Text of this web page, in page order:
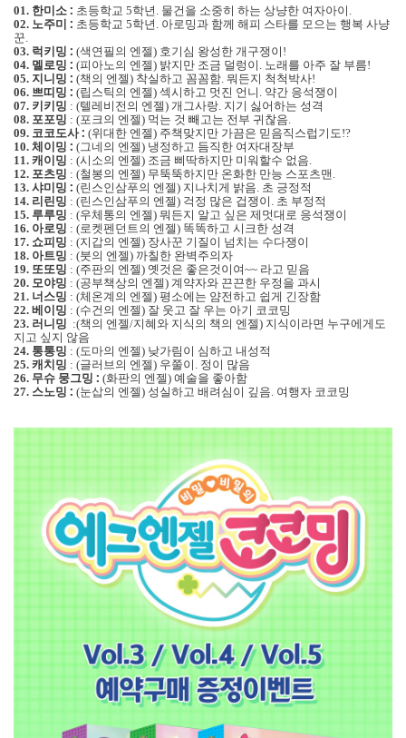
01. 한미소 : 초등학교 5학년 물건을 소중히 하는 상냥한 여자아이
02. 노주미 : 초등학교 5학년 아로밍과 함께 해피 스타를 모으는 행복 사냥
꾼
03. 럭키밍 : (색연필의 엔젤) 호기심 왕성한 개구쟁이 !
04. 멜로밍 : (피아노의 엔젤) 밝지만 조금 덜렁이 노래를 아주 잘 부름!
05. 지니밍 : (책의 엔젤) 착실하고 꼼꼼함 뭐든지 척척박사!
06. 쁘띠밍 : (립스틱의 엔젤) 섹시하고 멋진 언니 약간 응석쟁이
07. 키키밍 : (텔레비전의 엔젤) 개그사랑 지기 싫어하는 성격
08. 포포밍 : (포크의 엔젤) 먹는 것 빼고는 전부 귀찮음
09. 코코도사 : (위대한 엔젤) 주책맞지만 가끔은 믿음직스럽기도!?
10. 체이밍 : (그네의 엔젤) 냉정하고 듬직한 여자대장부
11. 캐이밍 : (시소의 엔젤) 조금 삐딱하지만 미워할수 없음
12. 포츠밍 : (철봉의 엔젤) 무뚝뚝하지만 온화한 만능 스포츠맨
13. 샤미밍 : (린스인삼푸의 엔젤) 지나치게 밝음 초 긍정적
14. 리린밍 : (린스인삼푸의 엔젤) 걱정 많은 겁쟁이 초 부정적
15. 루루밍 : (우체통의 엔젤) 뭐든지 알고 싶은 제멋대로 응석쟁이
16. 아로밍 : (로켓펜던트의 엔젤) 똑똑하고 시크한 성격
17. 쇼피밍 : (지갑의 엔젤) 장사꾼 기질이 넘치는 수다쟁이
18. 아트밍 : (붓의 엔젤) 까칠한 완벽주의자
19. 또또밍 : (주판의 엔젤) 옛것은 좋은것이여~~ 라고 믿음
20. 모야밍 : (공부책상의 엔젤) 계약자와 끈끈한 우정을 과시
21. 너스밍 : (체온계의 엔젤) 평소에는 얌전하고 쉽게 긴장함
22. 베이밍 : (수건의 엔젤) 잘 웃고 잘 우는 아기 코코밍
23. 러니밍 :(책의 엔젤/지혜와 지식의 책의 엔젤) 지식이라면 누구에게도
지고 싶지 않음
24. 통통밍 : (도마의 엔젤) 낮가림이 심하고 내성적
25. 캐치밍 : (글러브의 엔젤) 우쭐이 정이 많음
26. 무슈 뭉그밍 : (화판의 엔젤) 예술을 좋아함
27. 스노밍 : (눈삽의 엔젤) 성실하고 배려심이 깊음 여행자 코코밍